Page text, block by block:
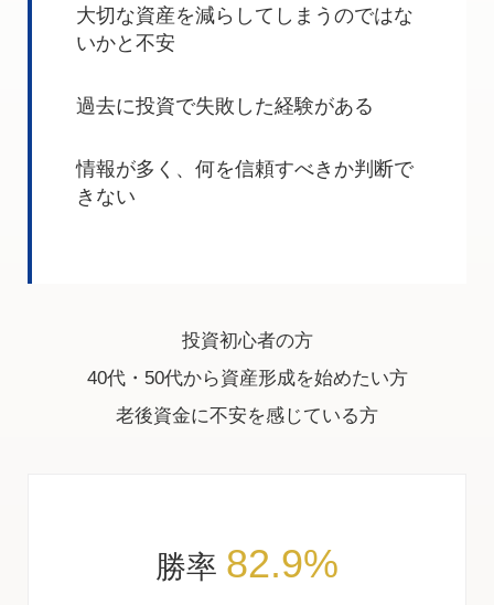
大切な資産を減らしてしまうのではな
いかと不安
過去に投資で失敗した経験がある
情報が多く、何を信頼すべきか判断で
きない
投資初心者の方
40代・50代から資産形成を始めたい方
老後資金に不安を感じている方
勝率 82.9%